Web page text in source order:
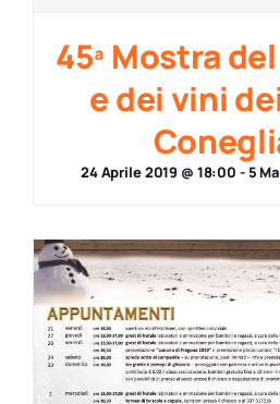
45ª Mostra
e dei vini
24 Aprile 2019 @ 18:00 - 5